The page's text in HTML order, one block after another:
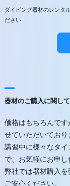
ダイビング器材のレンタ
ださい
器材のご購入に関して
価格はもちろんで
せていただいており
講習中に様々なタ
で、お気軽にお申し
弊社では器材購入を
ご安心ください。